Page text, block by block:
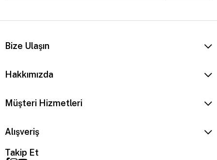
Bize Ulaşın
Hakkımızda
Müşteri Hizmetleri
Alışveriş
Takip Et